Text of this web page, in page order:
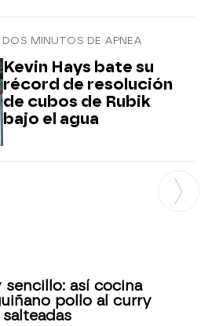
MINUTOS DE APNEA
Kevin Hays bate su
récord de resolución
de cubos de Rubik
bajo el agua
sencillo: así cocina
pollo al curry